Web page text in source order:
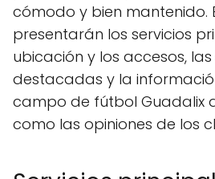
cómodo y bien mantenido.
presentarán los servicios
ubicación y los accesos,
destacadas y la
campo de fútbol Guadalix
como las opiniones de los